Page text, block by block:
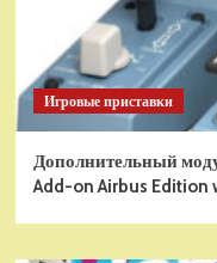
Игровые приставки
Дополнительный
Add-on Airbus Edition